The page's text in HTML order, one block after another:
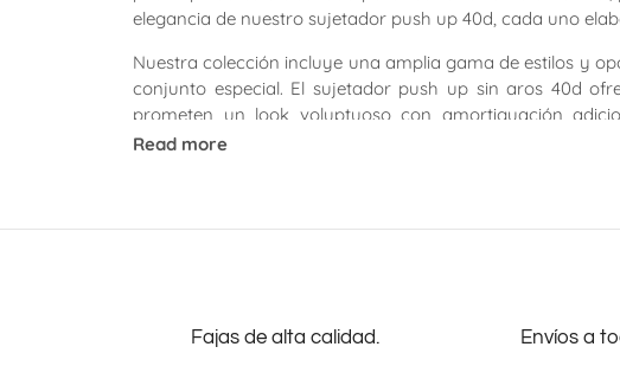
elegancia de nuestro sujetador push up 40d, cada uno
Nuestra colección incluye una amplia gama de estilos y
conjunto especial. El sujetador push up sin aros 40d
prometen un look voluptuoso con amortiguación
complemento imprescindible para tu cajón de lencería.
suave sin pellizcos de aros.
También ofrecemos el clásico sujetador push up con
up de encaje 40d para añadir un toque de romance a tu
mantiene una apariencia elegante y suave.
Read more
pulgar
Fajas de alta calidad. Envíos a